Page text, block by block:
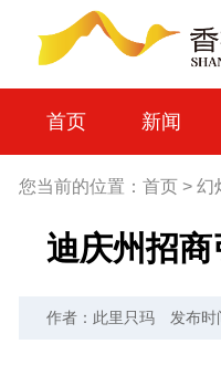
首页 新闻
您当前的位置： 首页 > 幻
迪庆州招
作者：此里只玛 发布